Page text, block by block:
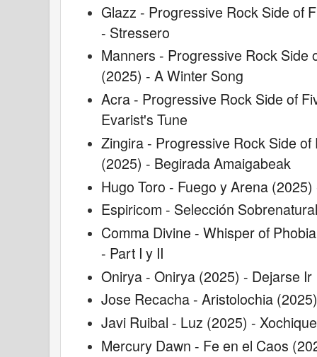
Glazz - Progressive Rock Side of
- Stressero
Manners - Progressive Rock Side
(2025) - A Winter Song
Acra - Progressive Rock Side of
Evarist's Tune
Zingira - Progressive Rock Side of
(2025) - Begirada Amaigabeak
Hugo Toro - Fuego y Arena
Espiricom - Selección
Comma Divine - Whisper of
- Part I y II
Onirya - Onirya (2025) - Dejarse Ir
Jose Recacha - Aristolochia
Javi Ruibal - Luz (2025) -
Mercury Dawn - Fe en el Caos